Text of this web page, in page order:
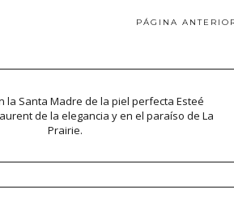
PÁGINA
la Santa Madre de la piel perfecta Esteé
de la elegancia y en el paraíso de La
Prairie.